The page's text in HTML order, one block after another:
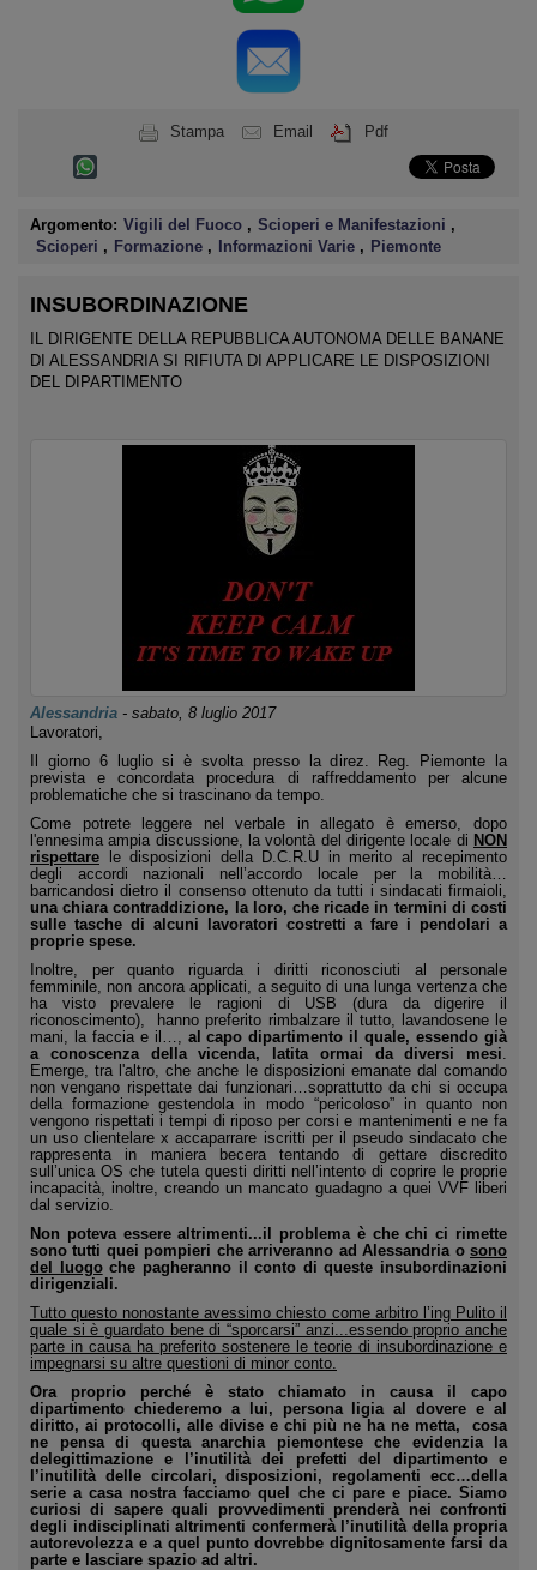
Stampa Email Pdf
Argomento: Vigili del Fuoco , Scioperi e Manifestazioni ,
Scioperi , Formazione , Informazioni Varie , Piemonte
INSUBORDINAZIONE
IL DIRIGENTE DELLA REPUBBLICA AUTONOMA DELLE BANANE
DI ALESSANDRIA SI RIFIUTA DI APPLICARE LE DISPOSIZIONI
DEL DIPARTIMENTO
Alessandria - sabato, 8 luglio 2017
Lavoratori,
Il giorno 6 luglio si è svolta presso la direz. Reg. Piemonte la
prevista e concordata procedura di raffreddamento per alcune
problematiche che si trascinano da tempo.
Come potrete leggere nel verbale in allegato è emerso, dopo
l'ennesima ampia discussione, la volontà del dirigente locale di NON
rispettare le disposizioni della D.C.R.U in merito al recepimento
degli accordi nazionali nell’accordo locale per la mobilità…
barricandosi dietro il consenso ottenuto da tutti i sindacati firmaioli,
una chiara contraddizione, la loro, che ricade in termini di costi
sulle tasche di alcuni lavoratori costretti a fare i pendolari a
proprie spese.
Inoltre, per quanto riguarda i diritti riconosciuti al personale
femminile, non ancora applicati, a seguito di una lunga vertenza che
ha visto prevalere le ragioni di USB (dura da digerire il
riconoscimento),
hanno preferito rimbalzare il tutto, lavandosene le
mani, la faccia e il…, al capo dipartimento il quale, essendo già
a conoscenza della vicenda, latita ormai da diversi mesi.
Emerge, tra l'altro, che anche le disposizioni emanate dal comando
non vengano rispettate dai funzionari…soprattutto da chi si occupa
della formazione gestendola in modo “pericoloso” in quanto non
vengono rispettati i tempi di riposo per corsi e mantenimenti e ne fa
un uso clientelare x accaparrare iscritti per il pseudo sindacato che
rappresenta in maniera becera tentando di gettare discredito
sull’unica OS che tutela questi diritti nell’intento di coprire le proprie
incapacità, inoltre, creando un mancato guadagno a quei VVF liberi
dal servizio.
Non poteva essere altrimenti...il problema è che chi ci rimette
sono tutti quei pompieri che arriveranno ad Alessandria o sono
del luogoche pagheranno il conto di queste insubordinazioni
dirigenziali.
Tutto questo nonostante avessimo chiesto come arbitro l’ing Pulito il
quale si è guardato bene di “sporcarsi” anzi...essendo proprio anche
parte in causa ha preferito sostenere le teorie di insubordinazione e
impegnarsi su altre questioni di minor conto.
Ora proprio perché è stato chiamato in causa il capo
dipartimento chiederemo a lui, persona ligia al dovere e al
diritto, ai protocolli, alle divise e chi più ne ha ne metta, cosa
ne pensa di questa anarchia piemontese che evidenzia la
delegittimazione e l’inutilità dei prefetti del dipartimento e
l’inutilità delle circolari, disposizioni, regolamenti ecc…della
serie a casa nostra facciamo quel che ci pare e piace. Siamo
curiosi di sapere quali provvedimenti prenderà nei confronti
degli indisciplinati altrimenti confermerà l’inutilità della propria
autorevolezza e a quel punto dovrebbe dignitosamente farsi da
parte e lasciare spazio ad altri.